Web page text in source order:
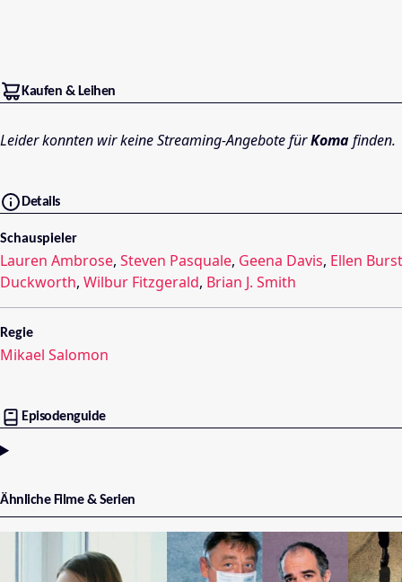
Kaufen & Leihen
Leider konnten wir keine Streaming-Angebote fürKomafinden.
Details
Schauspieler
Lauren Ambrose, Steven Pasquale, Geena Davis, Ellen
Duckworth, Wilbur Fitzgerald, Brian J. Smith
Regie
Mikael Salomon
Episodenguide
Ähnliche Filme & Serien